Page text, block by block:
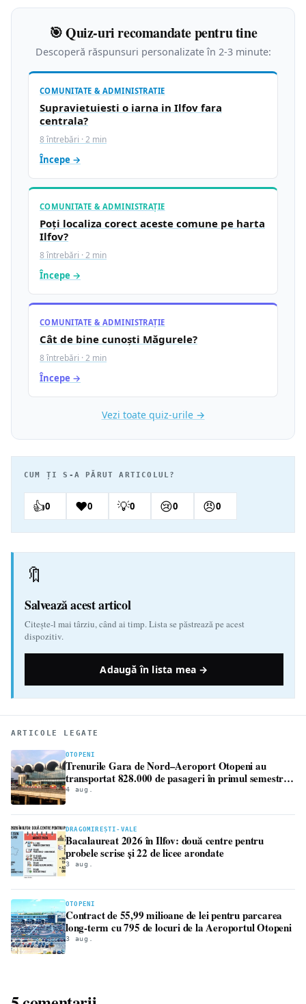
🎯 Quiz-uri recomandate pentru tine
Descoperă răspunsuri personalizate în 2-3 minute:
COMUNITATE & ADMINISTRATIE
Supravietuiesti o iarna in Ilfov fara
centrala?
8 întrebări · 2 min
Începe →
COMUNITATE & ADMINISTRAȚIE
Poți localiza corect aceste comune pe harta
Ilfov?
8 întrebări · 2 min
Începe →
COMUNITATE & ADMINISTRAȚIE
Cât de bine cunoști Măgurele?
8 întrebări · 2 min
Începe →
Vezi toate quiz-urile →
CUM ȚI S-A PĂRUT ARTICOLUL?
👍0 ❤️0 💡0 😢0 😠0
🔖
Salvează acest articol
Citește-l mai târziu, când ai timp. Lista se păstrează pe acest
dispozitiv.
Adaugă în lista mea →
ARTICOLE LEGATE
OTOPENI
Trenurile Gara de Nord–Aeroport Otopeni au
transportat 828.000 de pasageri în primul semestru.
Traficul a crescut cu 4,5%
4 aug.
DRAGOMIREȘTI-VALE
Bacalaureat 2026 în Ilfov: două centre pentru
probele scrise și 22 de licee arondate
3 aug.
OTOPENI
Contract de 55,99 milioane de lei pentru parcarea
long-term cu 795 de locuri de la Aeroportul Otopeni
3 aug.